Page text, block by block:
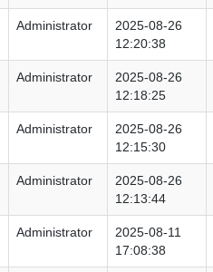
Administrator
2025-08-26
12:20:38
Administrator
2025-08-26
12:18:25
Administrator
2025-08-26
12:15:30
Administrator
2025-08-26
12:13:44
Administrator
2025-08-11
17:08:38